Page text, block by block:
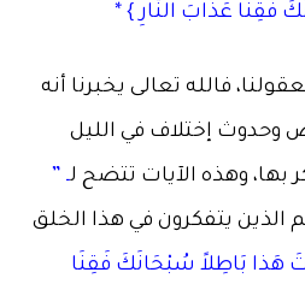
فَقِنَا عَذَابَ النَّارِ } *
فالله تعالى يخبرنا أنه
وحدوث إختلاف في الليل
بها، وهذه الآيات تتضح لـ ”
الذين يتفكرون في هذا الخلق
هَذا بَاطِلاً سُبْحَانَكَ فَقِنَا